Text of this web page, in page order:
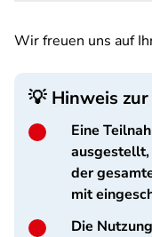
Wir freuen uns auf
💡 Hinweis
Eine
ausgestellt,
der
mit
Die